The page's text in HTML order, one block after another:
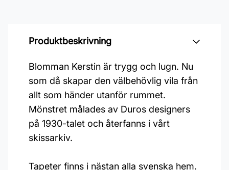
Produktbeskrivning
Blomman Kerstin är trygg och lugn. Nu
som då skapar den välbehövlig vila från
allt som händer utanför rummet.
Mönstret målades av Duros designers
på 1930-talet och återfanns i vårt
skissarkiv.
Tapeter finns i nästan alla svenska hem.